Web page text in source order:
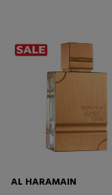
AL HARAMAIN